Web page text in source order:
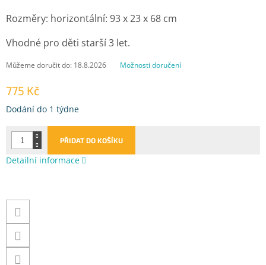
775 Kč
Měrná
Dodání do 1 týdne
Můžeme doručit do: 18.8.2026 Možnosti doručení
PŘIDAT DO KOŠÍKU
Rozměry: horizontální: 93 x 23 x 68 cm
Vhodné pro děti starší 3 let.
Detailní informace